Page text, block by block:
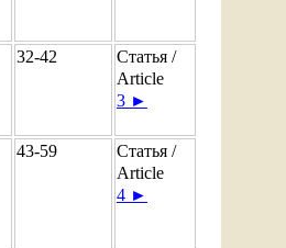
32-42
Статья /
Article
3 ►
43-59
Статья /
Article
4 ►